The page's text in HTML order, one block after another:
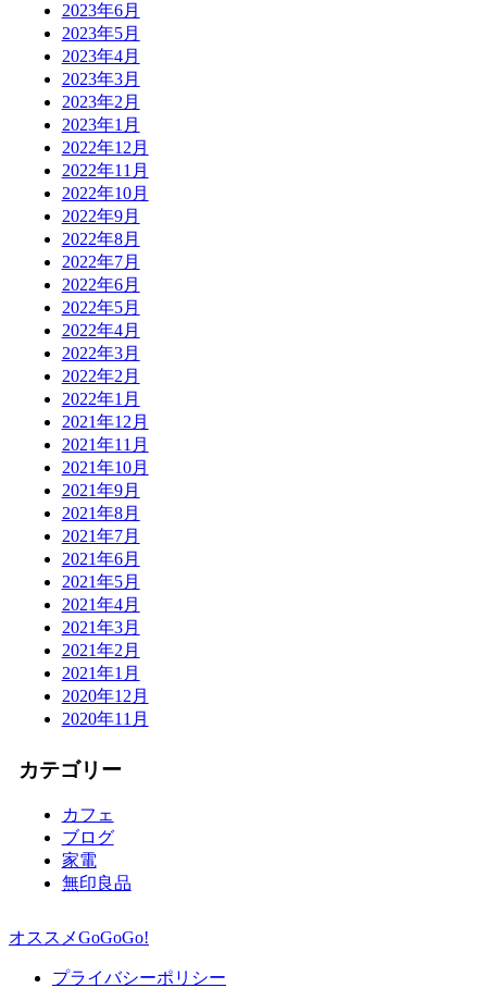
2023年6月
2023年5月
2023年4月
2023年3月
2023年2月
2023年1月
2022年12月
2022年11月
2022年10月
2022年9月
2022年8月
2022年7月
2022年6月
2022年5月
2022年4月
2022年3月
2022年2月
2022年1月
2021年12月
2021年11月
2021年10月
2021年9月
2021年8月
2021年7月
2021年6月
2021年5月
2021年4月
2021年3月
2021年2月
2021年1月
2020年12月
2020年11月
カテゴリー
カフェ
ブログ
家電
無印良品
オススメGoGoGo!
プライバシーポリシー